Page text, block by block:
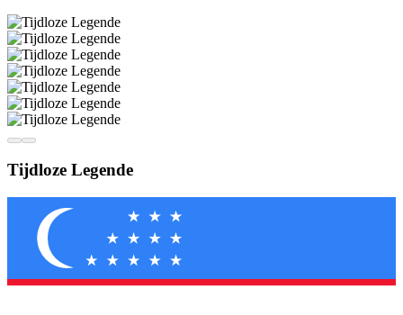
Tijdloze Legende